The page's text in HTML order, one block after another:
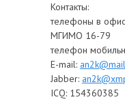
Контакты:
телефоны в
МГИМО 16-79
телефон
E-mail:
Jabber:
ICQ: 154360385